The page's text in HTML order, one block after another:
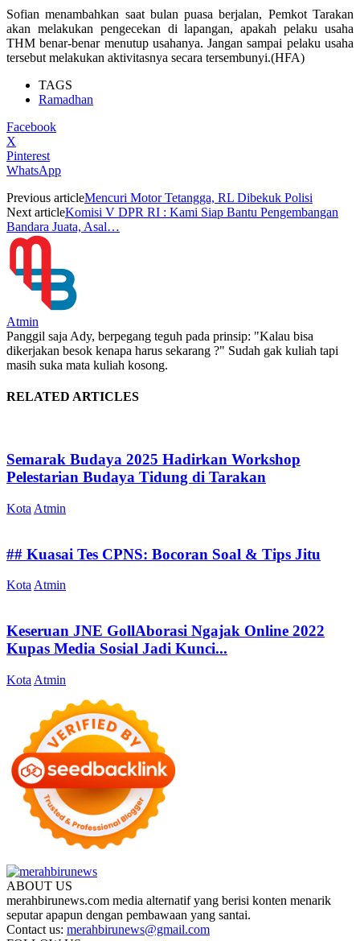
Sofian menambahkan saat bulan puasa berjalan, Pemkot Tarakan
akan melakukan pengecekan di lapangan, apakah pelaku usaha
THM benar-benar menutup usahanya. Jangan sampai pelaku usaha
tersebut melakukan aktivitasnya secara tersembunyi.(HFA)
TAGS
Ramadhan
Facebook
X
Pinterest
WhatsApp
Previous articleMencuri Motor Tetangga, RL Dibekuk Polisi
Next articleKomisi V DPR RI : Kami Siap Bantu Pengembangan
Bandara Juata, Asal…
Atmin
Panggil saja Ady, berpegang teguh pada prinsip: "Kalau bisa
dikerjakan besok kenapa harus sekarang ?" Sudah gak kuliah tapi
masih suka mata kuliah kosong.
RELATED ARTICLES
Semarak Budaya 2025 Hadirkan Workshop
Pelestarian Budaya Tidung di Tarakan
Kota Atmin
## Kuasai Tes CPNS: Bocoran Soal & Tips Jitu
Kota Atmin
Keseruan JNE GollAborasi Ngajak Online 2022
Kupas Media Sosial Jadi Kunci...
Kota Atmin
ABOUT US
merahbirunews.com media alternatif yang berisi konten menarik
seputar apapun dengan pembawaan yang santai.
Contact us: merahbirunews@gmail.com